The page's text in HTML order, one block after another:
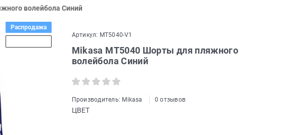
волейбола Синий
Распродажа
Артикул: MT5040-V1
Mikasa MT5040 Шорты для пляжного
волейбола Синий
Производитель: Mikasa 0 отзывов
ЦВЕТ